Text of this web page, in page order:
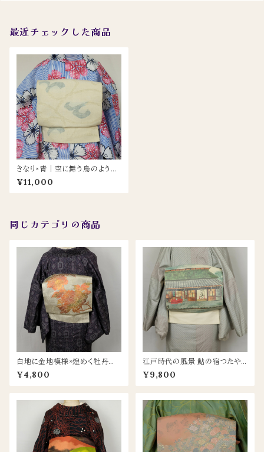
最近チェックした商品
きなり×青｜空に舞う鳥のような
織り模様 名古屋帯｜やわらかな
透け感が魅力
¥11,000
同じカテゴリの商品
白地に金地模様×煌めく牡丹柄
名古屋帯｜上品な光沢のセミフ
ォーマルにも
¥4,800
江戸時代の風景 鮎の宿つたや
柄 開き名古屋帯｜遊び心あふ
れる絵画のような一本
¥9,800